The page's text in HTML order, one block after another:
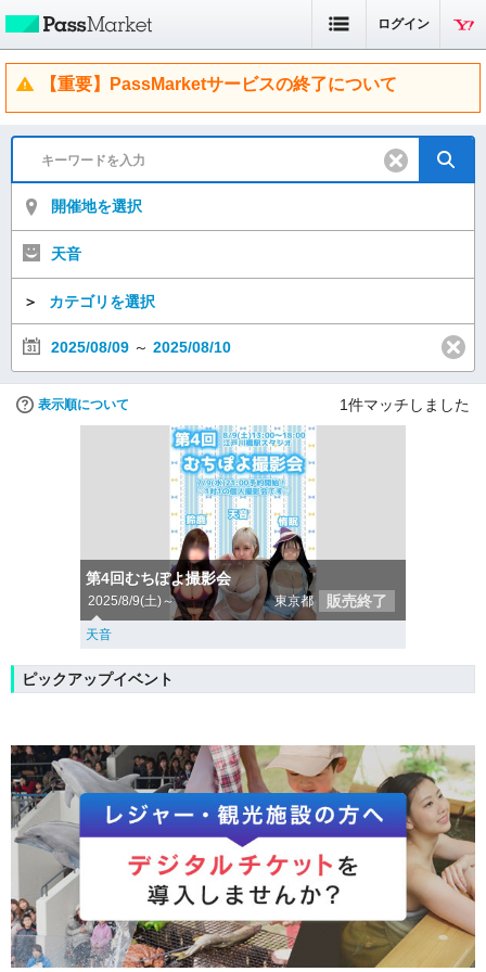
ログイン
【重要】PassMarketサービスの終了について
開催地を選択
天音
＞ カテゴリを選択
2025/08/09 ～ 2025/08/10
表示順について 1件マッチしました
第4回むちぽよ撮影会
2025/8/9(土)～ 東京都 販売終了
天音
ピックアップイベント